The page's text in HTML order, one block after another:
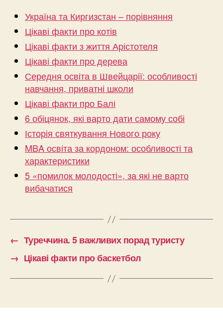
Україна та Киргизстан – порівняння
Цікаві факти про котів
Цікаві факти з життя Арістотеля
Цікаві факти про дерева
Середня освіта в Швейцарії: особливості
навчання, приватні школи
Цікаві факти про Балі
6 обіцянок, які варто дати самому собі
Історія святкування Нового року
MBA освіта за кордоном: особливості та
характеристики
5 «помилок молодості», за які не варто
вибачатися
← Туреччина. 5 важливих порад туристу
→ Цікаві факти про баскетбол